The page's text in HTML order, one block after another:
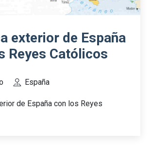
exterior de España
Reyes Católicos
España
de España con los Reyes